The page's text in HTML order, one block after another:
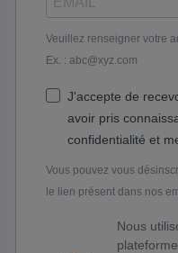
Veuillez renseigner votre
Ex. : abc@xyz.com
J'accepte de
avoir pris
confidentialité et
Vous pouvez vous
le lien présent dans nos
Nous